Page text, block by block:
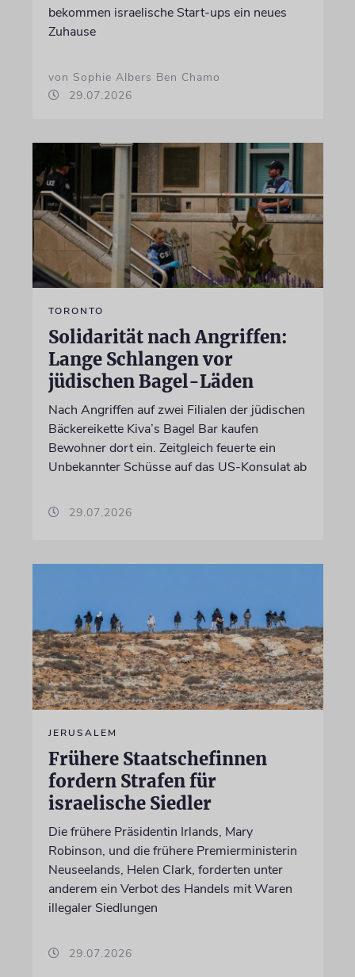
bekommen israelische Start-ups ein neues
Zuhause
von Sophie Albers Ben Chamo
29.07.2026
TORONTO
Solidarität nach Angriffen:
Lange Schlangen vor
jüdischen Bagel-Läden
Nach Angriffen auf zwei Filialen der jüdischen
Bäckereikette Kiva’s Bagel Bar kaufen
Bewohner dort ein. Zeitgleich feuerte ein
Unbekannter Schüsse auf das US-Konsulat ab
29.07.2026
JERUSALEM
Frühere Staatschefinnen
fordern Strafen für
israelische Siedler
Die frühere Präsidentin Irlands, Mary
Robinson, und die frühere Premierministerin
Neuseelands, Helen Clark, forderten unter
anderem ein Verbot des Handels mit Waren
illegaler Siedlungen
29.07.2026